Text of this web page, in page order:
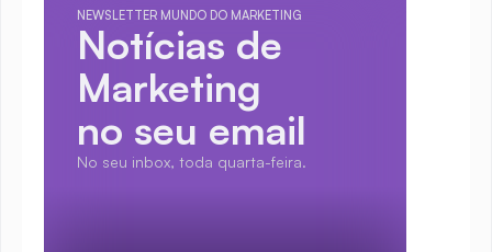
NEWSLETTER MUNDO DO MARKETING
Notícias de
Marketing
no seu email
No seu inbox, toda quarta-feira.